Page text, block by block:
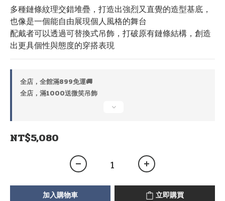
多種鏈條紋理交錯堆疊，打造出強烈又直覺的造型基底，
也像是一個能自由展現個人風格的舞台
配戴者可以透過可替換式吊飾，打破原有鏈條結構，創造
出更具個性與態度的穿搭表現
全店，全館滿899免運🚚
全店，滿1000送微笑吊飾
NT$5,080
加入購物車 立即購買